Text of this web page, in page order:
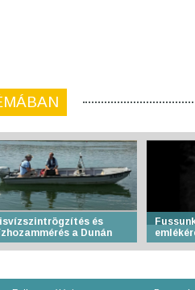
és
a Dunán